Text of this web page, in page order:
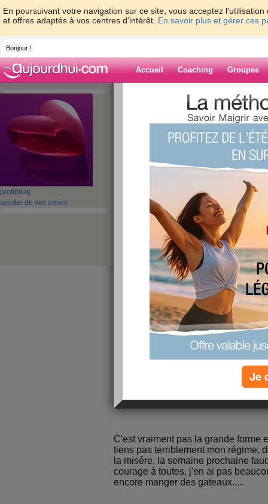
En poursuivant votre navigation sur ce site, vous acceptez
et offres adaptés à vos centres d'intérêt. En savoir plus et gérer ces
Bonjour !
Accueil Coaching Groupes
profil blog
ajouter de vos amies
> oceanne3371
Blog de
3 4
100gr en +
publié le 03/05/2008 à 12:31
100 gr en + avec tous les excés
m'en sort plutot bien, faut vraiment
Vivement la semaine prochaine
objectif arriver à 52kg, je dois y
Pas la grande
C'est vraiment pas la grande forme
tiens pas terriblement mon régime,
la misére, la semaine prochaine
courage à toutes, j'en ai pas
encore manger des gateaux.....
Je